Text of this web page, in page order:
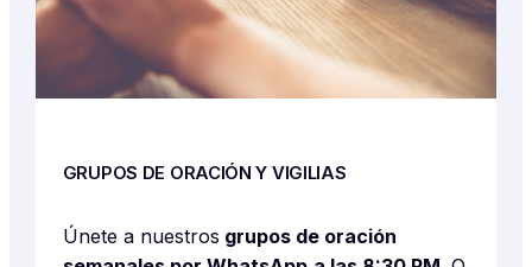
GRUPOS DE ORACIÓN Y VIGILIAS
Únete a nuestros grupos de oración